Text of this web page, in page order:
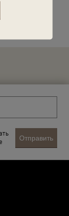
Отправить